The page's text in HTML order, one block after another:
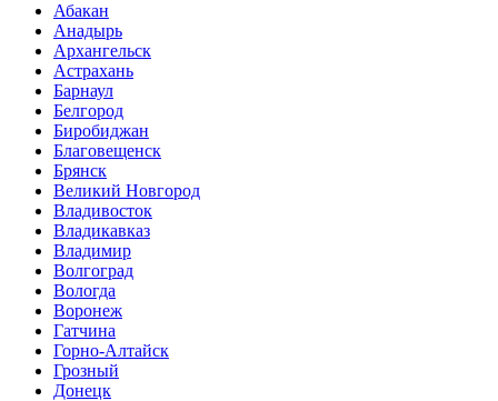
Абакан
Анадырь
Архангельск
Астрахань
Барнаул
Белгород
Биробиджан
Благовещенск
Брянск
Великий Новгород
Владивосток
Владикавказ
Владимир
Волгоград
Вологда
Воронеж
Гатчина
Горно-Алтайск
Грозный
Донецк